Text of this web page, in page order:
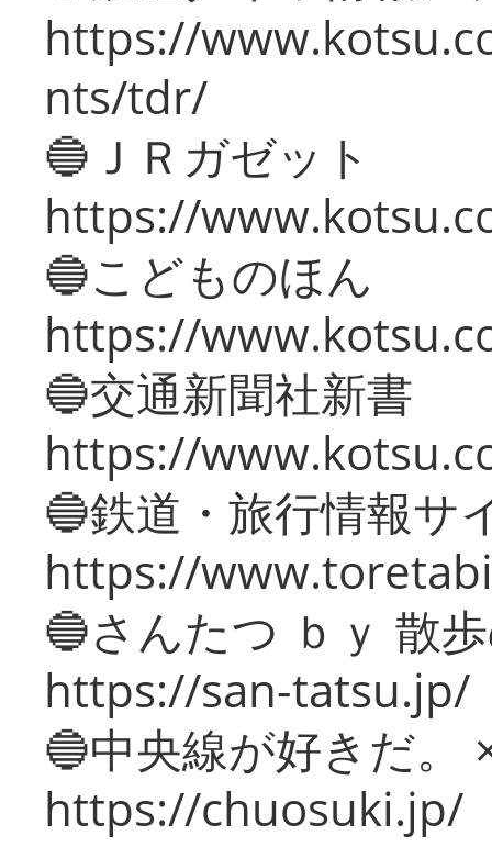
https://
nts/tdr/
🔵ＪＲガゼット
https://
🔵こどものほん
https://
🔵交通新聞社新書
https://
🔵鉄道・旅行情報サ
https://
🔵さんたつ ｂｙ 散
https://san-tatsu.jp/
🔵中央線が好きだ。
https://chuosuki.jp/